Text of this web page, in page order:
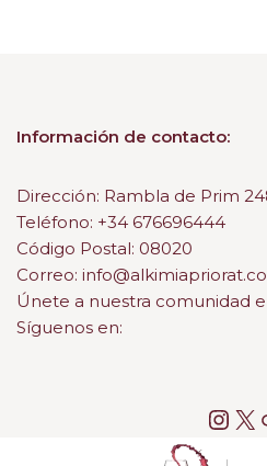
Información de contacto:
Dirección: Rambla de Prim
Teléfono: +34 676696444
Código Postal: 08020
Correo:
Únete a nuestra comunidad
Síguenos en: